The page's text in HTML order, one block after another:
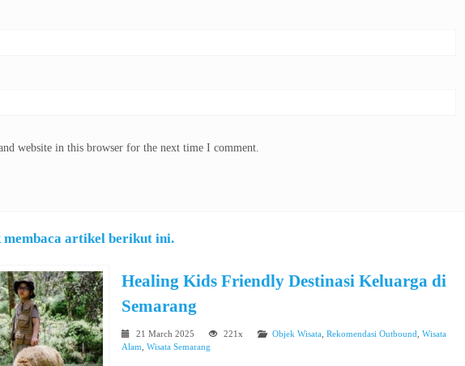
website in this browser for the next time I comment.
artikel berikut ini.
Healing Kids Friendly Destinasi Keluarga di
Semarang
21 March 2025 221x Objek Wisata Rekomendasi Outbound Wisata
Alam Wisata Semarang